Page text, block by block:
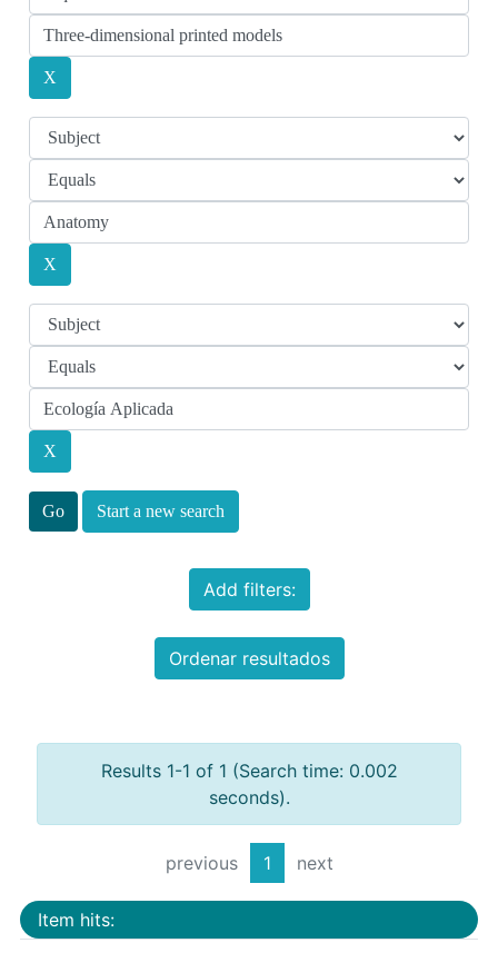
Start a new search
Add filters:
Ordenar resultados
Results 1-1 of 1 (Search time: 0.002
seconds).
previous 1 next
Item hits: